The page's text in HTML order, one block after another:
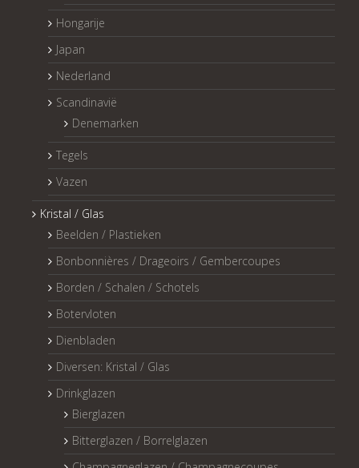
Hongarije
Japan
Nederland
Scandinavië
Denemarken
Tegels
Vazen
Kristal / Glas
Beelden / Plastieken
Bonbonnières / Drageoirs / Gembercoupes
Borden / Schalen / Schotels
Botervloten
Dienbladen
Diversen: Kristal / Glas
Drinkglazen
Bierglazen
Bitterglazen / Borrelglazen